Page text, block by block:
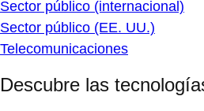
Sector público (internacional)
Sector público (EE. UU.)
Telecomunicaciones
Descubre las